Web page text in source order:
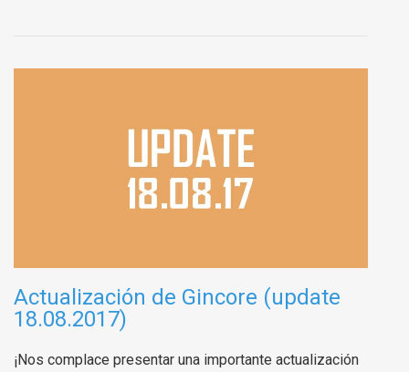
Actualización de Gincore (update
18.08.2017)
¡Nos complace presentar una importante actualización